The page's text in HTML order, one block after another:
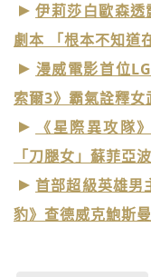
伊莉莎白歐森
劇本 「根本不知道
漫威電影首位
索爾3》霸氣詮釋女
《星際異攻隊
「刀腿女」蘇菲亞
首部超級英雄男
豹》查德威克鮑斯